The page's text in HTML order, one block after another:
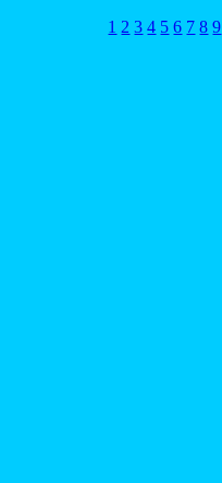
1 2 3 4 5 6 7 8 9